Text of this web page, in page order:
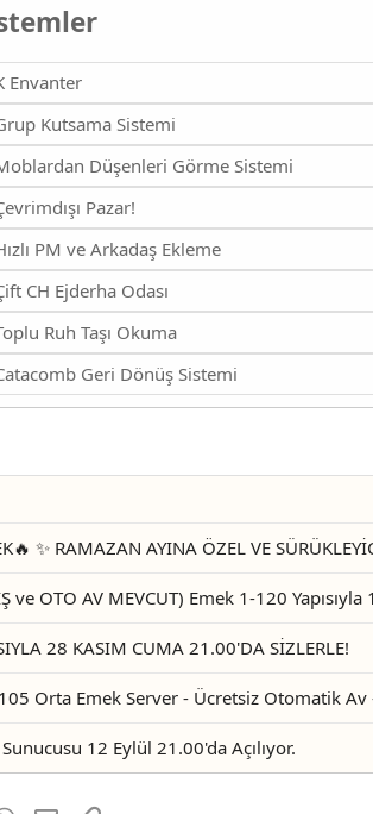
Envanter
Kutsama Sistemi
Düşenleri Görme Sistemi
Pazar!
PM ve Arkadaş Ekleme
CH Ejderha Odası
Ruh Taşı Okuma
Geri Dönüş Sistemi
✨ RAMAZAN AYINA ÖZEL VE
ve OTO AV MEVCUT) Emek 1-120
28 KASIM CUMA 21.00'DA SİZLERLE!
Orta Emek Server - Ücretsiz Otomatik
12 Eylül 21.00'da Açılıyor.